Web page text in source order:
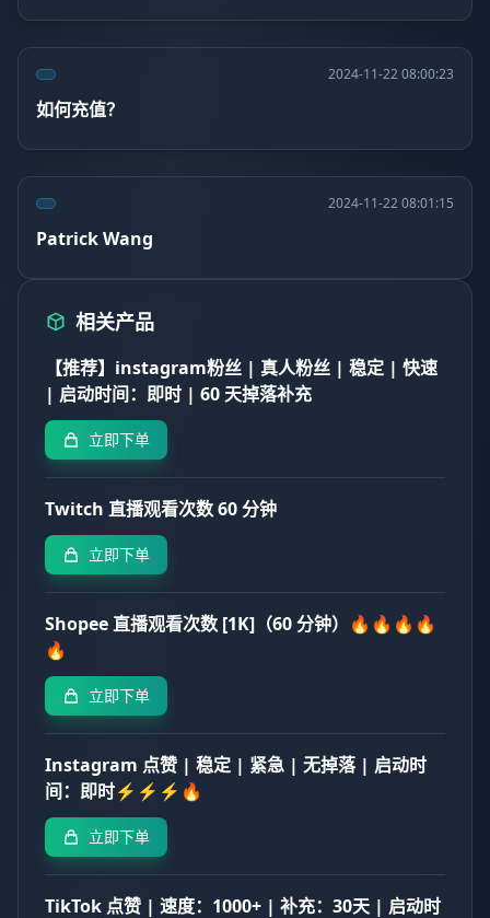
2024-11-22 08:00:23
如何充值？
2024-11-22 08:01:15
Patrick Wang
相关产品
【推荐】instagram粉丝 | 真人粉丝 | 稳定 | 快速
| 启动时间：即时 | 60 天掉落补充
立即下单
Twitch 直播观看次数 60 分钟
立即下单
Shopee 直播观看次数 [1K]（60 分钟）🔥🔥🔥🔥
🔥
立即下单
Instagram 点赞 | 稳定 | 紧急 | 无掉落 | 启动时
间：即时⚡⚡⚡🔥
立即下单
TikTok 点赞 | 速度：1000+ | 补充：30天 | 启动时